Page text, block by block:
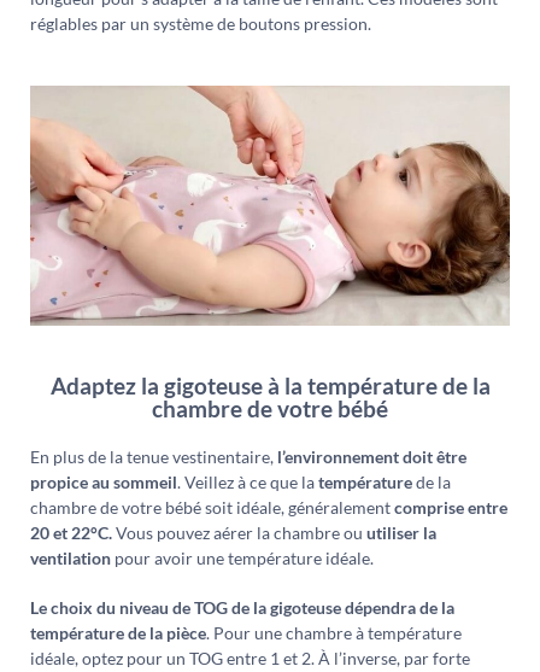
réglables par un système de boutons pression.
Adaptez la gigoteuse à la température de la
chambre de votre bébé
En plus de la tenue vestinentaire, l’environnement doit être
propice au sommeil. Veillez à ce que latempératurede la
chambre de votre bébé soit idéale, généralementcomprise entre
20 et 22°C.Vous pouvez aérer la chambre ou utiliser la
ventilation pour avoir une température idéale.
Le choix du niveau de TOG de la gigoteuse dépendra de la
température de la pièce. Pour une chambre à température
idéale, optez pour un TOG entre 1 et 2. À l’inverse, par forte